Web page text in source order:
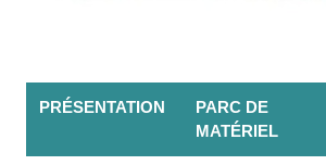
PRÉSENTATION
PARC DE
MATÉRIEL